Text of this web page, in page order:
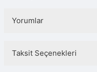
Yorumlar
Taksit Seçenekleri